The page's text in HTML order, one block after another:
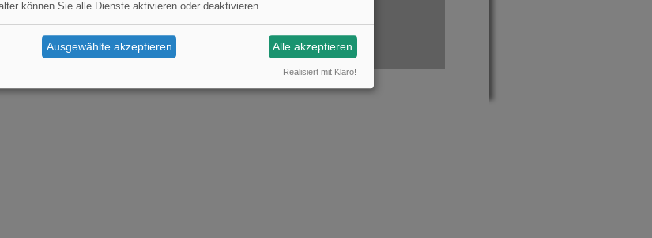
können Sie alle Dienste aktivieren oder deaktivieren.
Ausgewählte akzeptieren Alle akzeptieren
Realisiert mit Klaro!